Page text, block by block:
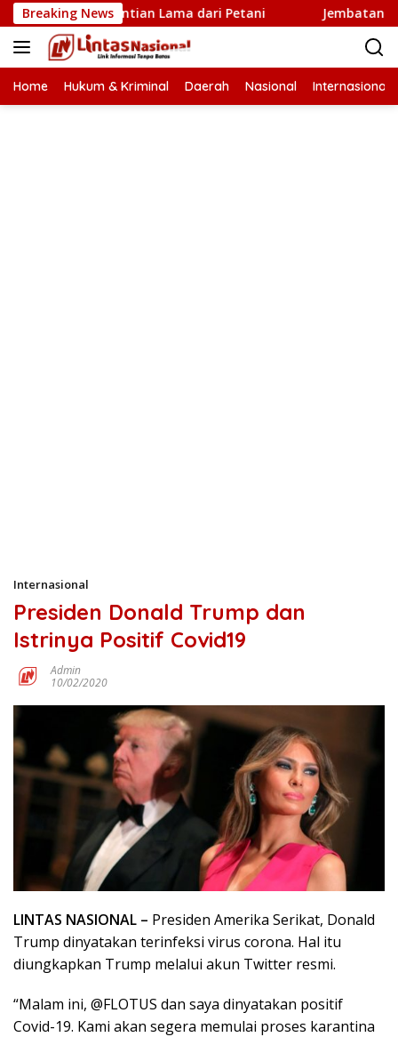
Langsung
ke
konten
Breaking News
Baru Penantian Lama dari Petani Jembatan Krueng
Home Hukum & Kriminal Daerah Nasional Internasional
Internasional
Presiden Donald Trump dan
Istrinya Positif Covid19
Admin
10/02/2020
LINTAS NASIONAL – Presiden Amerika Serikat, Donald
Trump dinyatakan terinfeksi virus corona. Hal itu
diungkapkan Trump melalui akun Twitter resmi.
“Malam ini, @FLOTUS dan saya dinyatakan positif
Covid-19. Kami akan segera memulai proses karantina